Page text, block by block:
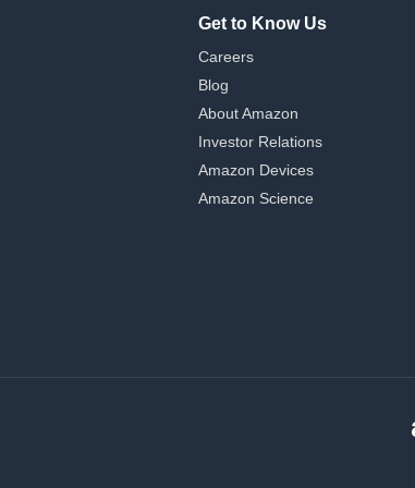
Get to Know Us
Careers
Blog
About Amazon
Investor Relations
Amazon Devices
Amazon Science